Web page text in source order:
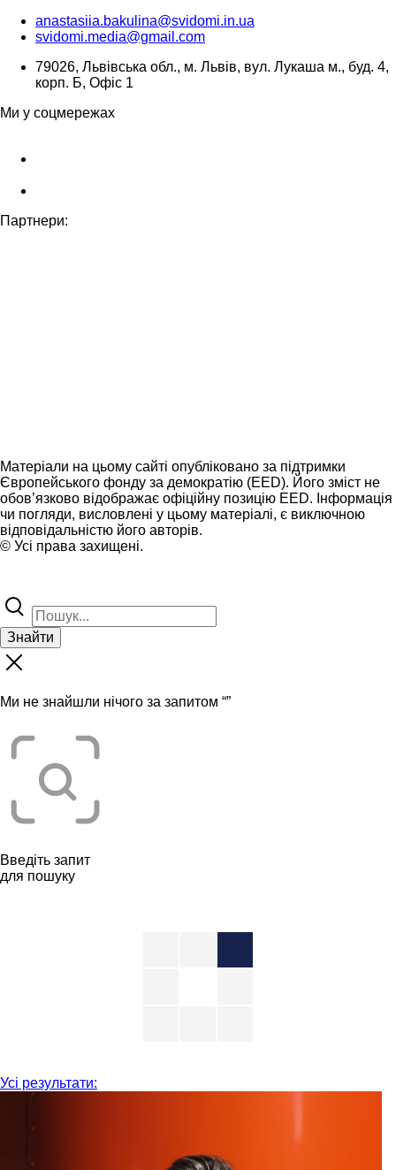
anastasiia.bakulina@svidomi.in.ua
svidomi.media@gmail.com
79026, Львівська обл., м. Львів, вул. Лукаша м., буд. 4,
корп. Б, Офіс 1
Ми у соцмережах
Партнери:
Матеріали на цьому сайті опубліковано за підтримки
Європейського фонду за демократію (EED). Його зміст не
обов’язково відображає офіційну позицію EED. Інформація
чи погляди, висловлені у цьому матеріалі, є виключною
відповідальністю його авторів.
© Усі права захищені.
Знайти
Ми не знайшли нічого за запитом “”
Введіть запит
для пошуку
Усі результати: